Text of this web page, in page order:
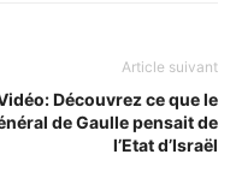
Article suivant
Découvrez ce que le
de Gaulle pensait de
l’Etat d’Israël